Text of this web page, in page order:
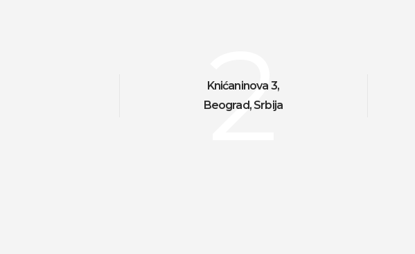
2
Knićaninova 3,
Beograd, Srbija